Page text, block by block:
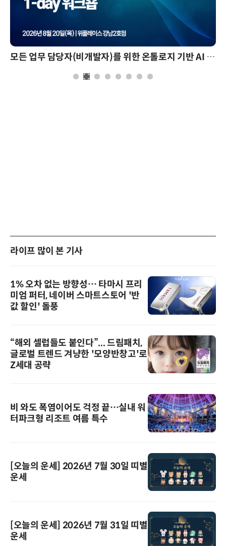
모든 업무 담당자(비개발자)를 위한 온톨로지 기반 AI 지식체계 설계 1-day 워크숍
라이프 많이 본 기사
1% 오차 없는 방향성… 타마시 프리
미엄 퍼터, 네이버 스마트스토어 '반
값 할인' 돌풍
“해외 셀럽들도 붙인다”... 드림패치,
글로벌 트렌드 겨냥한 '모양반창고'로
Z세대 공략
비 와도 폭염이어도 걱정 끝…실내 워
터파크형 리조트 여름 특수
[오늘의 운세] 2026년 7월 30일 띠별
운세
[오늘의 운세] 2026년 7월 31일 띠별
운세